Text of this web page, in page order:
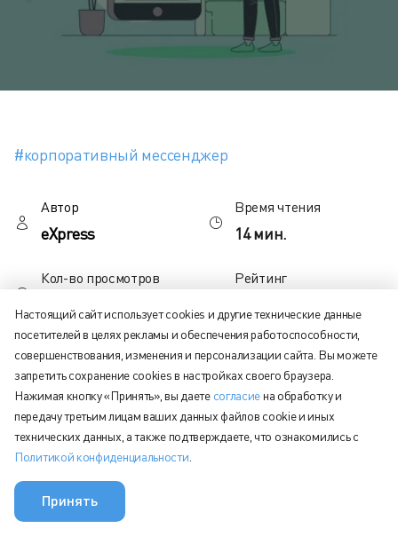
#корпоративный мессенджер
Автор
eXpress
Время чтения
14 мин.
Кол-во просмотров Рейтинг
Содержание статьи:
Что такое корпоративный мессенджер и для чего он
нужен?
Виды мессенджеров для компаний
Как выбрать мессенджер, заточенный под ваш бизнес?
Топ-5 альтернативных бесплатных решений
Настоящий сайт использует cookies и другие технические данные
посетителей в целях рекламы и обеспечения работоспособности,
совершенствования, изменения и персонализации сайта. Вы можете
запретить сохранение cookies в настройках своего браузера.
Нажимая кнопку «Принять», вы даете согласие на обработку и
передачу третьим лицам ваших данных файлов cookie и иных
технических данных, а также подтверждаете, что ознакомились с
Политикой конфиденциальности
Принять